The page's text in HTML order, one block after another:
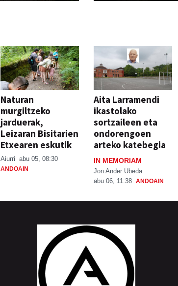
Naturan
murgiltzeko
jarduerak,
Leizaran Bisitarien
Etxearen eskutik
Aiurri abu 05, 08:30
ANDOAIN
Aita Larramendi
ikastolako
sortzaileen eta
ondorengoen
arteko katebegia
IN MEMORIAM
Jon Ander Ubeda
abu 06, 11:38 ANDOAIN